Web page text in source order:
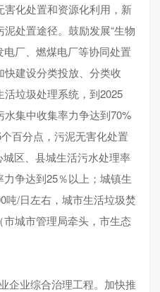
化处置和资源化利用，新
处置途径。鼓励发展“生物
电厂、燃煤电厂等协同处置
建设分类投放、分类收
垃圾处理系统，到2025
集中收集率力争达到70%
百分点，污泥无害化处置
区、县城生活污水处理率
争达到25％以上；城镇生
吨/日左右，城市生活垃圾焚
城市管理局牵头，市生态
企业综合治理工程。加快推